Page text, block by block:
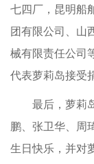
七四厂，昆明船
团有限公司、山
械有限责任公司
代表萝莉岛接受
最后，萝莉
鹏、张卫华、周
生日快乐，并对